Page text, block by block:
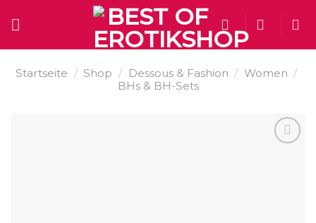
Startseite / Shop / Dessous & Fashion / Women /
BHs & BH-Sets